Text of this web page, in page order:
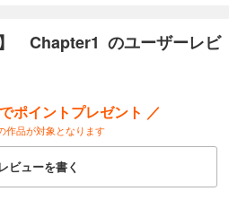
テスク】 Chapter13
る
テスク】 Chapter14
Chapter1 のユーザーレビ
ポイントプレゼント ／
作品が対象となります
レビューを書く